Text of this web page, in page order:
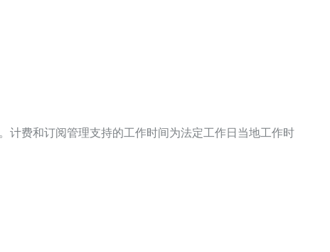
计费和订阅管理支持的工作时间为法定工作日当地工作时